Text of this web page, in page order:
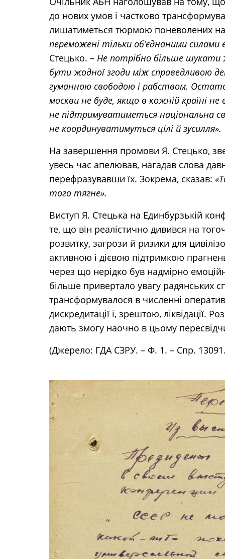
до нових умов і частково
лишатиметься тюрмою поневолених
переможені тільки обʼєднаними силами
Стецько. – Не потрібно більше шукати
бути жодної згоди між справедливою
гуманною свободою і рабством.
москви не буде, якщо в кожній країні
не підтримуватиметься національна
не координуватимуться цілі й зусилля».
На завершення промови Я. Стецько,
увесь час апелював, нагадав слова
перефразувавши їх. Зокрема, сказав:
того тягне».
Виступ Я. Стецька на Единбурзькій
те, що він реалістично дивився на
розвитку, загрози й ризики для
активною і дієвою підтримкою
через що нерідко був надмірно
більше привертало увагу радянських
трансформувалося в численні
дискредитації і, зрештою, ліквідації.
дають змогу наочно в цьому
(Джерело: ГДА СЗРУ. – Ф. 1. – Спр.